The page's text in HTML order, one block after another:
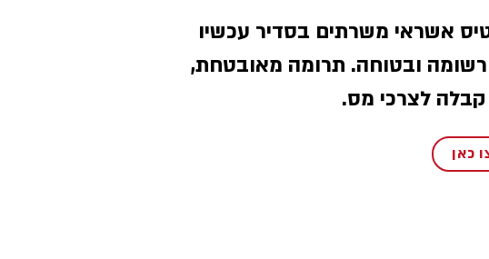
אשראי משרתים בסדיר עכשיו
ובטוחה. תרומה מאובטחת,
לצרכי מס.
כאן